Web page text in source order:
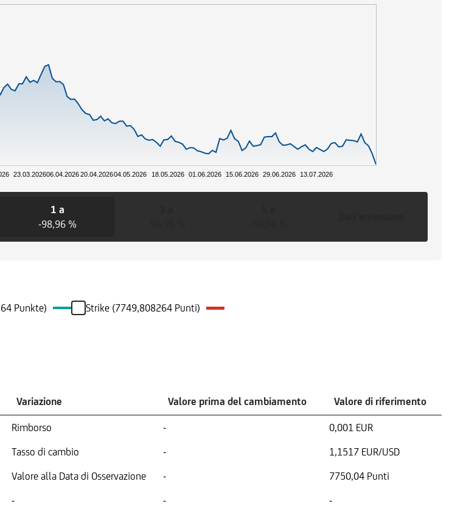
23.03.202606.04.202620.04.202604.05.2026 18.05.2026 01.06.2026 15.06.2026 29.06.2026 13.07.2026
1 a
-98,96 %
Punkte) Strike (7749,808264 Punti)
Variazione Valore prima del cambiamento Valore di riferimento
Rimborso -
0,001 EUR
Tasso di cambio -
1,1517 EUR/USD
Valore alla Data di Osservazione -
7750,04 Punti
- -
-